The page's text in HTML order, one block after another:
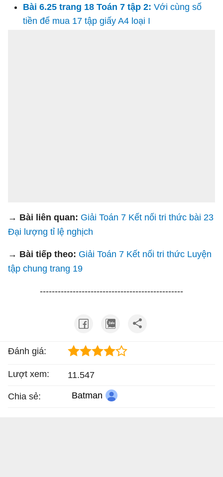
Bài 6.25 trang 18 Toán 7 tập 2: Với cùng số
tiền để mua 17 tập giấy A4 loại I
→ Bài liên quan: Giải Toán 7 Kết nối tri thức bài 23
Đại lượng tỉ lệ nghịch
→ Bài tiếp theo: Giải Toán 7 Kết nối tri thức Luyện
tập chung trang 19
------------------------------------------------
Đánh giá:
Lượt xem: 11.547
Chia sẻ: Batman